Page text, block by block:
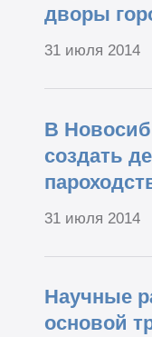
дворы
31 июля 2014
В
создать
31 июля 2014
Научные
основой